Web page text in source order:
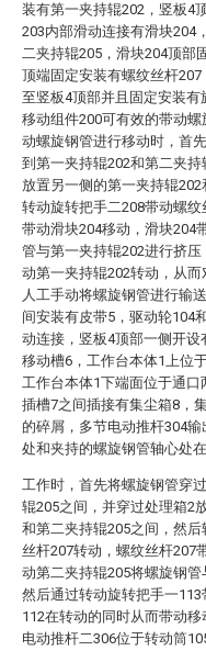
装有第一夹持辊202，竖板4
203内部滑动连接有滑块204
二夹持辊205，滑块204顶部
顶端固定安装有螺纹丝杆
至竖板4顶部并且固定安装
移动组件200可有效的带动
动螺旋钢管进行移动时，首
到第一夹持辊202和第二夹
放置另一侧的第一夹持辊
转动旋转把手二208带动螺
带动滑块204移动，滑块204
管与第一夹持辊202进行挤
动第一夹持辊202转动，从
人工手动将螺旋钢管进行输
间安装有皮带5，驱动轮104
动连接，竖板4顶部一侧开
移动槽6，工作台本体1上位
工作台本体1下端面位于通
插槽7之间插接有集尘箱8，
的碎屑，多节电动推杆304
处和夹持的螺旋钢管轴心处
工作时，首先将螺旋钢管穿
辊205之间，并穿过处理箱2
和第二夹持辊205之间，然
丝杆207转动，螺纹丝杆207
动第二夹持辊205将螺旋钢管
然后通过转动旋转把手一
112在转动的同时从而带动
电动推杆二306位于转动筒